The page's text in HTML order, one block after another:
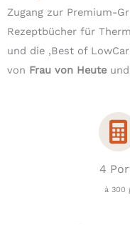
Zugang zur Premium-
Rezeptbücher für
und die ‚Best of
von Frau von Heute und
4
à 300